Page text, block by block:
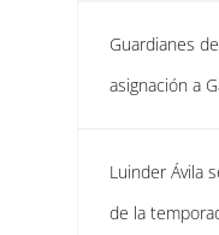
Guardianes
asignación a
Luinder Ávila
de la